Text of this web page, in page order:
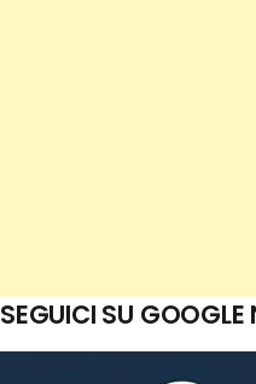
SEGUICI SU GOOGLE